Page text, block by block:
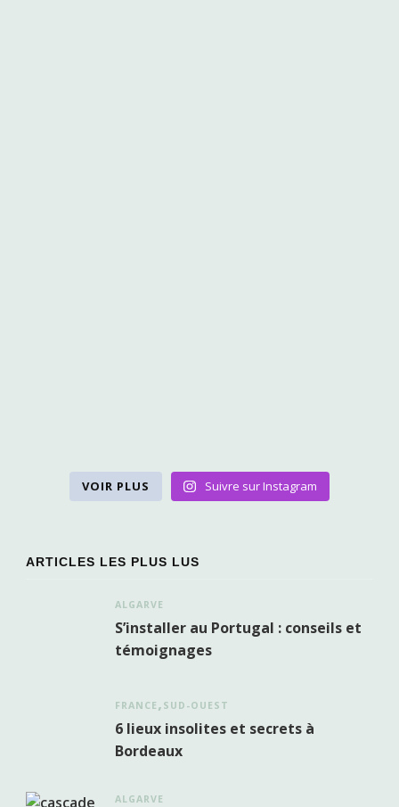
VOIR PLUS Suivre sur Instagram
ARTICLES LES PLUS LUS
ALGARVE
S’installer au Portugal : conseils et
témoignages
FRANCE SUD-OUEST
6 lieux insolites et secrets à
Bordeaux
ALGARVE